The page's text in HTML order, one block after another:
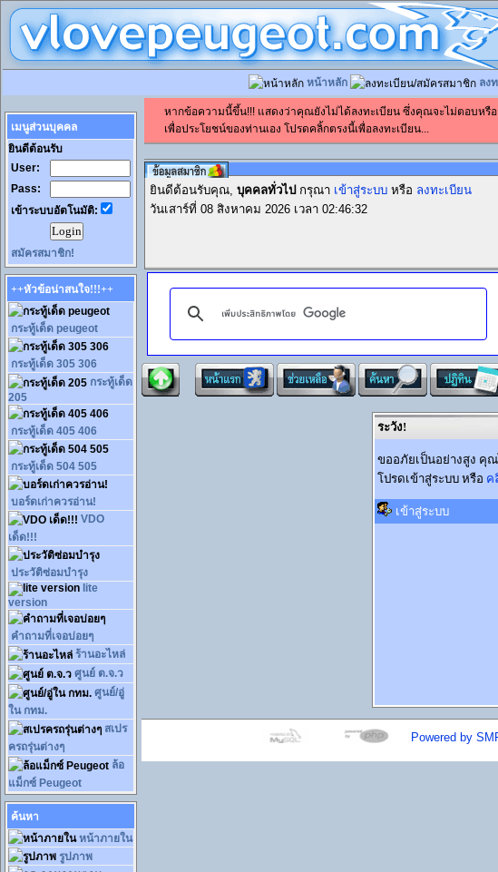
หน้าหลัก ลง
เมนูส่วนบุคคล
ยินดีต้อนรับ
User:
Pass:
เข้าระบบอัตโนมัติ:
สมัครสมาชิก!
++หัวข้อน่าสนใจ!!!++
กระทู้เด็ด peugeot
กระทู้เด็ด 305 306
กระทู้เด็ด
205
กระทู้เด็ด 405 406
กระทู้เด็ด 504 505
บอร์ดเก่าควรอ่าน!
VDO
เด็ด!!!
ประวัติซ่อมบำรุง
lite
version
คำถามที่เจอบ่อยๆ
ร้านอะไหล่
ศูนย์ ต.จ.ว
ศูนย์/อู่
ใน กทม.
สเปร
ครถรุ่นต่างๆ
ล้อ
แม็กซ์ Peugeot
ค้นหา
หน้าภายใน
รูปภาพ
หากข้อความนี้ขึ้น!!! แสดงว่าคุณยังไม่ได้ลงทะเบียน ซึ่งคุณจะไม่ตอบหรือ
เพื่อประโยชน์ของท่านเอง โปรดคลิ้กตรงนี้เพื่อลงทะเบียน...
ยินดีต้อนรับคุณ, บุคคลทั่วไป กรุณา เข้าสู่ระบบ หรือ ลงทะเบียน
วันเสาร์ที่ 08 สิงหาคม 2026 เวลา 02:46:32
ระวัง!
ขออภัยเป็นอย่างสูง คุ
โปรดเข้าสู่ระบบ หรือ ค
เข้าสู่ระบบ
Powered by